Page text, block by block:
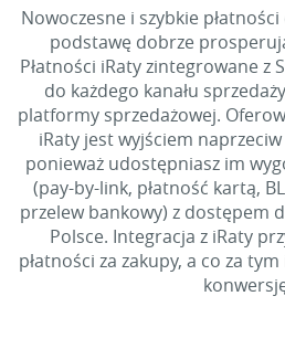
Nowoczesne i szybkie
podstawę dobrze
Płatności iRaty zintegrowane z
do każdego kanału
platformy sprzedażowej.
iRaty jest wyjściem
ponieważ udostępniasz im
(pay-by-link, płatność kartą,
przelew bankowy) z dostępem
Polsce. Integracja z iRaty
płatności za zakupy, a co za